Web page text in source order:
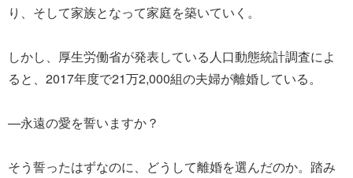
り、そして家族となって家庭を築いていく。
しかし、厚生労働省が発表している人口動態統計調査によ
ると、2017年度で21万2,000組の夫婦が離婚している。
—永遠の愛を誓いますか？
そう誓ったはずなのに、どうして離婚を選んだのか。踏み